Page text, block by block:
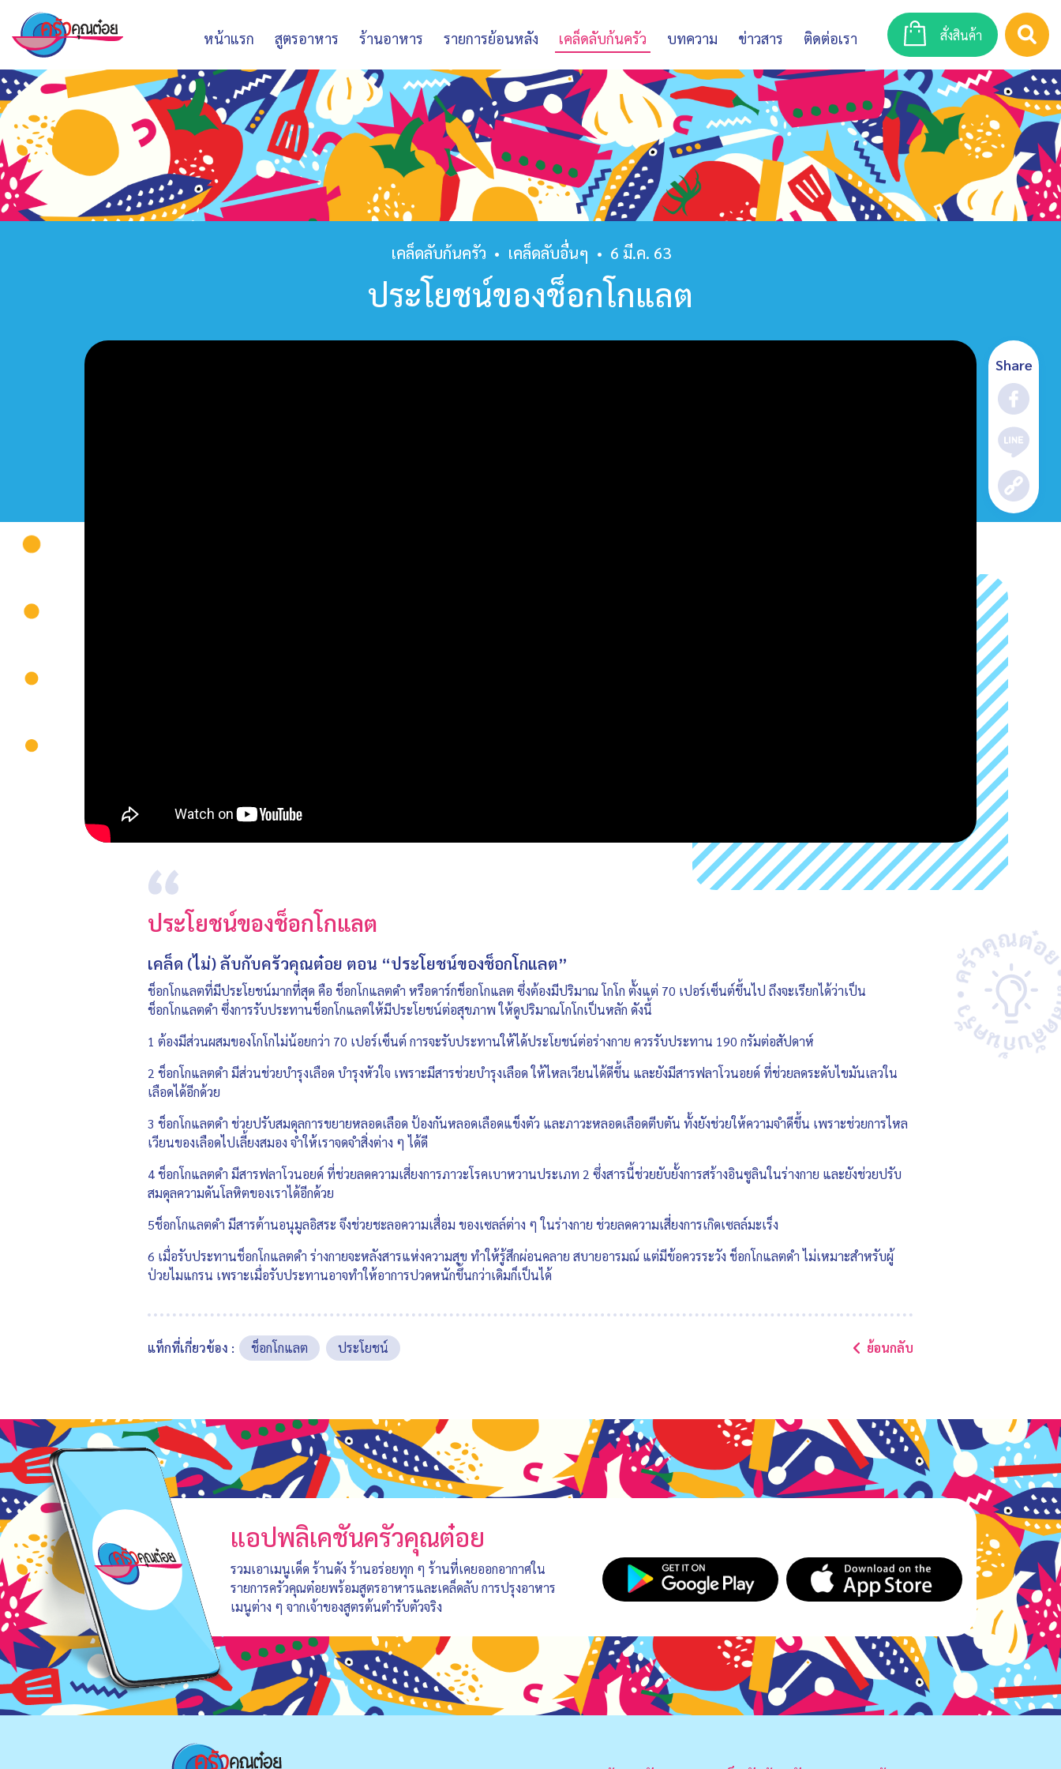
หน้าแรก สูตรอาหาร ร้านอาหาร รายการย้อนหลัง เคล็ดลับก้นครัว บทความ ข่าวสาร ติดต่อเรา สั่งสินค้า
เคล็ดลับก้นครัว • เคล็ดลับอื่นๆ • 6 มี.ค. 63
ประโยชน์ของช็อกโกแลต
Share
ประโยชน์ของช็อกโกแลต
เคล็ด (ไม่) ลับกับครัวคุณต๋อย ตอน “ประโยชน์ของช็อกโกแลต”
ช็อกโกแลตที่มีประโยชน์มากที่สุด คือ ช็อกโกแลตดำ หรือดาร์กช็อกโกแลต ซึ่งต้องมีปริมาณ โกโก ตั้งแต่ 70 เปอร์เซ็นต์ขึ้นไป ถึงจะเรียกได้ว่าเป็น
ช็อกโกแลตดำ ซึ่งการรับประทานช็อกโกแลตให้มีประโยชน์ต่อสุขภาพ ให้ดูปริมาณโกโกเป็นหลัก ดังนี้
1 ต้องมีส่วนผสมของโกโกไม่น้อยกว่า 70 เปอร์เซ็นต์ การจะรับประทานให้ได้ประโยชน์ต่อร่างกาย ควรรับประทาน 190 กรัมต่อสัปดาห์
2 ช็อกโกแลตดำ มีส่วนช่วยบำรุงเลือด บำรุงหัวใจ เพราะมีสารช่วยบำรุงเลือด ให้ไหลเวียนได้ดีขึ้น และยังมีสารฟลาโวนอยด์ ที่ช่วยลดระดับไขมันเลวใน
เลือดได้อีกด้วย
3 ช็อกโกแลตดำ ช่วยปรับสมดุลการขยายหลอดเลือด ป้องกันหลอดเลือดแข็งตัว และภาวะหลอดเลือดตีบตัน ทั้งยังช่วยให้ความจำดีขึ้น เพราะช่วยการไหล
เวียนของเลือดไปเลี้ยงสมอง จำให้เราจดจำสิ่งต่าง ๆ ได้ดี
4 ช็อกโกแลตดำ มีสารฟลาโวนอยด์ ที่ช่วยลดความเสี่ยงการภาวะโรคเบาหวานประเภท 2 ซึ่งสารนี้ช่วยยับยั้งการสร้างอินซูลินในร่างกาย และยังช่วยปรับ
สมดุลความดันโลหิตของเราได้อีกด้วย
5ช็อกโกแลตดำ มีสารต้านอนุมูลอิสระ จึงช่วยชะลอความเสื่อม ของเซลล์ต่าง ๆ ในร่างกาย ช่วยลดความเสี่ยงการเกิดเซลล์มะเร็ง
6 เมื่อรับประทานช็อกโกแลตดำ ร่างกายจะหลังสารแห่งความสุข ทำให้รู้สึกผ่อนคลาย สบายอารมณ์ แต่มีข้อควรระวัง ช็อกโกแลตดำ ไม่เหมาะสำหรับผู้
ป่วยไมแกรน เพราะเมื่อรับประทานอาจทำให้อาการปวดหนักขึ้นกว่าเดิมก็เป็นได้
แท็กที่เกี่ยวข้อง : ช็อกโกแลต ประโยชน์ ย้อนกลับ
แอปพลิเคชันครัวคุณต๋อย
รวมเอาเมนูเด็ด ร้านดัง ร้านอร่อยทุก ๆ ร้านที่เคยออกอากาศใน
รายการครัวคุณต๋อยพร้อมสูตรอาหารและเคล็ดลับ การปรุงอาหาร
เมนูต่าง ๆ จากเจ้าของสูตรต้นตำรับตัวจริง